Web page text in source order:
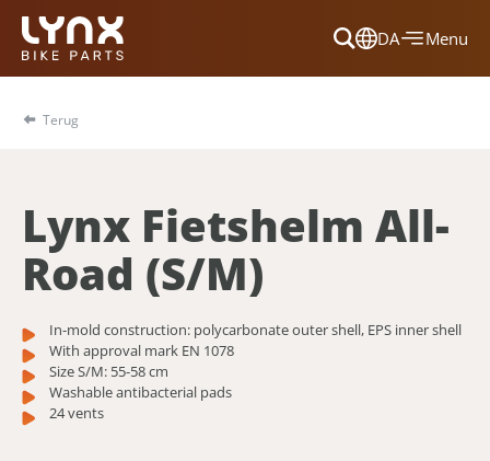
DA
Dansk
Nederlands
Menu
Terug
Lynx Fietshelm All-
Road (S/M)
In-mold construction: polycarbonate outer shell, EPS inner shell
With approval mark EN 1078
Size S/M: 55-58 cm
Washable antibacterial pads
24 vents